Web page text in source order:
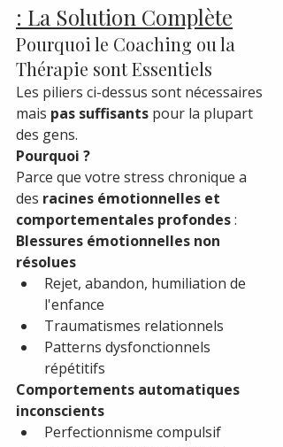
: La Solution Complète
Pourquoi le Coaching ou la
Thérapie sont Essentiels
Les piliers ci-dessus sont nécessaires
mais pas suffisants pour la plupart
des gens.
Pourquoi ?
Parce que votre stress chronique a
des racines émotionnelles et
comportementales profondes :
Blessures émotionnelles non
résolues
Rejet, abandon, humiliation de
l'enfance
Traumatismes relationnels
Patterns dysfonctionnels
répétitifs
Comportements automatiques
inconscients
Perfectionnisme compulsif